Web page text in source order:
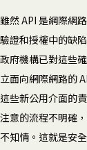
雖然 API 是網際網
驗證和授權中的缺
政府機構已對這些
立面向網際網路的
這些新公用介面的
注意的流程不明確
不知情。這就是安